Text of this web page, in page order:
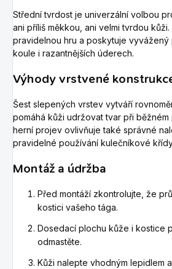
Střední tvrdost je univerzální volbou
ani příliš měkkou, ani velmi tvrdou
pravidelnou hru a poskytuje
koule i razantnějších úderech.
Výhody vrstvené
Šest slepených vrstev vytváří
pomáhá kůži udržovat tvar při
herní projev ovlivňuje také správné
pravidelné používání kulečníkové
Montáž a údržba
Před montáží zkontrolujte, že
kostici vašeho tága.
Dosedací plochu kůže i kostice
odmastěte.
Kůži nalepte vhodným lepidlem